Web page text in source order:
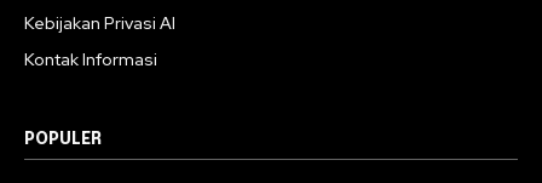
Kebijakan Privasi AI
Kontak Informasi
POPULER